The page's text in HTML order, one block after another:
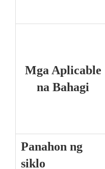
Mga Aplicable
na Bahagi
Panahon ng
siklo